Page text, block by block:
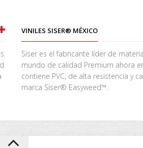
VINILES SISER® MÉXICO
Siser es el fabricante líder de
mundo de calidad Premium ahora
contiene PVC, de alta resistencia y
marca Siser® Easyweed™.